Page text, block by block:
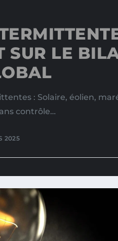
SUR LE
: Solaire, éolien,
contrôle…
2025